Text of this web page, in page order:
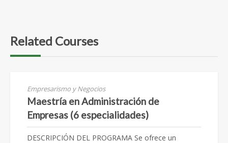
Related Courses
Empresarismo y Negocios
Maestría en Administración de
Empresas (6 especialidades)
DESCRIPCIÓN DEL PROGRAMA Se ofrece un